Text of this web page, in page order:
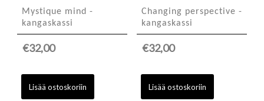
Mystique mind -
kangaskassi
€32,00
Lisää ostoskoriin
Changing perspective -
kangaskassi
€32,00
Lisää ostoskoriin